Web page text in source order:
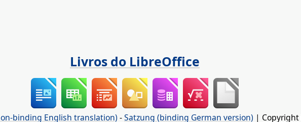
Livros do LibreOffice
binding English translation) -Satzung (binding German version) | Copyright